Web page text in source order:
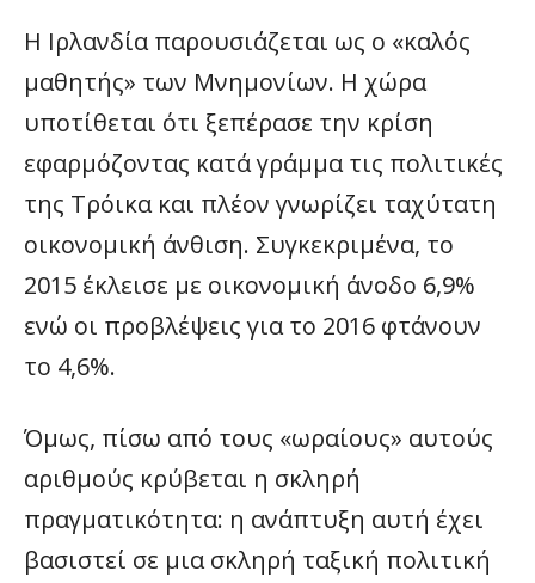
Η Ιρλανδία παρουσιάζεται ως ο «καλός
μαθητής» των Μνημονίων. Η χώρα
υποτίθεται ότι ξεπέρασε την κρίση
εφαρμόζοντας κατά γράμμα τις πολιτικές
της Τρόικα και πλέον γνωρίζει ταχύτατη
οικονομική άνθιση. Συγκεκριμένα, το
2015 έκλεισε με οικονομική άνοδο 6,9%
ενώ οι προβλέψεις για το 2016 φτάνουν
το 4,6%.
Όμως, πίσω από τους «ωραίους» αυτούς
αριθμούς κρύβεται η σκληρή
πραγματικότητα: η ανάπτυξη αυτή έχει
βασιστεί σε μια σκληρή ταξική πολιτική